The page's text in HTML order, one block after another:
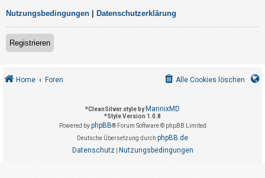
U
b
e
Nutzungsbedingungen Datenschutzerklärung
Registrieren
Home Foren Alle Cookies löschen
*CleanSilver style by MannixMD
*Style Version 1.0.8
Powered byphpBB® Forum Software © phpBB Limited
Deutsche Übersetzung durch phpBB.de
Datenschutz| Nutzungsbedingungen